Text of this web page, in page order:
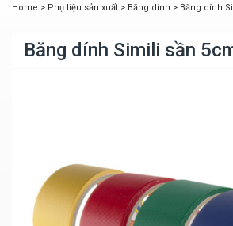
Home > Phụ liệu sản xuất > Băng dính > Băng dính
Băng dính Simili sần